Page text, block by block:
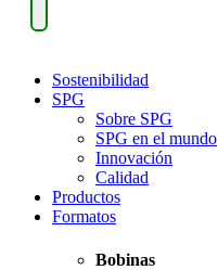
Sostenibilidad
SPG
Sobre SPG
SPG en el mundo
Innovación
Calidad
Productos
Formatos
Bobinas